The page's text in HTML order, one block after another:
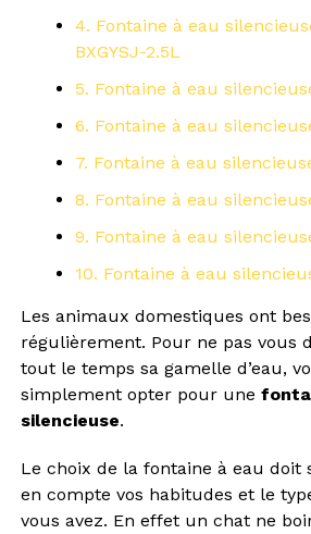
4. Fontaine à eau
‎BXGYSJ-2.5L
5. Fontaine à eau
6. Fontaine à eau
7. Fontaine à eau
8. Fontaine à eau
9. Fontaine à eau
10. Fontaine à eau
Les animaux domestiques ont
régulièrement. Pour ne pas vous
tout le temps sa gamelle d’eau,
simplement opter pour une
silencieuse.
Le choix de la fontaine à eau doit
en compte vos habitudes et le
vous avez. En effet un chat ne